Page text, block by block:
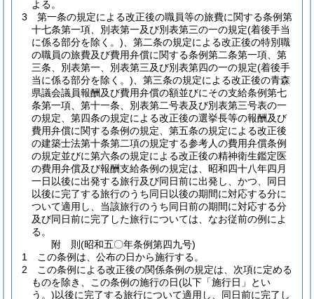
よる。
3
第一条の規定による改正後の職員等の旅費に関する条例第
十七条第一項、別表第一及び別表第三の一の規定(着後手当
に係る部分を除く。) 、第二条の規定による改正後の特別職
の職員の旅費及び費用弁償に関する条例第二条第一項、第
三条、別表第一、別表第三及び別表第四の一の規定(着後手
当に係る部分を除く。) 、第三条の規定による改正後の青森
県議会議員報酬及び費用弁償の額並びにその支給条例第七
条第一項、第十一条、別表第二号表及び別表第三号表の一
の規定、第四条の規定による改正後の選挙長等の報酬及び
費用弁償に関する条例の規定、第五条の規定による改正後
の建築士法第十条第二項の規定する参考人の費用弁償条例
の規定並びに第六条の規定による改正後の精神衛生鑑定医
の費用弁償及び報酬支給条例の規定は、昭和四十八年四月
一日以後に出発する旅行及び同日前に出発し、かつ、同日
以後に完了する旅行のうち同日以後の期間に対応する分に
ついて適用し、当該旅行のうち同日前の期間に対応する分
及び同日前に完了した旅行については、なお従前の例によ
る。
附 則(昭和五〇年条例第四九号)
1
この条例は、公布の日から施行する。
2
この条例による改正後の関係条例の規定は、次項に定める
ものを除き、この条例の施行の日(以下「施行日」とい
う。)以後に完了する旅行について適用し、同日前に完了し